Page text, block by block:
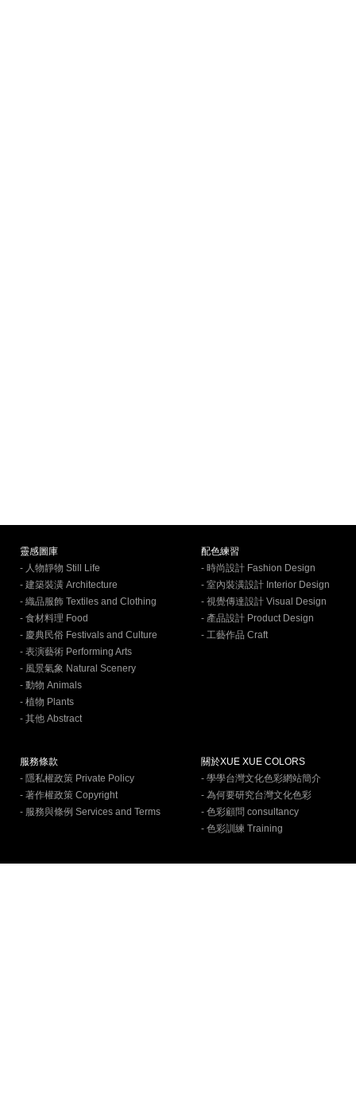
靈感圖庫
- 人物靜物 Still Life
- 建築裝潢 Architecture
- 織品服飾 Textiles and Clothing
- 食材料理 Food
- 慶典民俗 Festivals and Culture
- 表演藝術 Performing Arts
- 風景氣象 Natural Scenery
- 動物 Animals
- 植物 Plants
- 其他 Abstract
配色練習
- 時尚設計 Fashion Design
- 室內裝潢設計 Interior Design
- 視覺傳達設計 Visual Design
- 產品設計 Product Design
- 工藝作品 Craft
服務條款
- 隱私權政策 Private Policy
- 著作權政策 Copyright
- 服務與條例 Services and Terms
關於XUE XUE COLORS
- 學學台灣文化色彩網站簡介
- 為何要研究台灣文化色彩
- 色彩顧問 consultancy
- 色彩訓練 Training